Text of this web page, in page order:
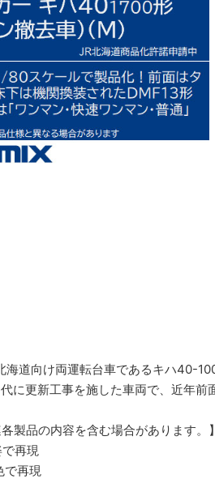
道向け両運転台車であるキハ40-
更新工事を施した車両で、近年前
製品の内容を含む場合があります。】
再現
再現